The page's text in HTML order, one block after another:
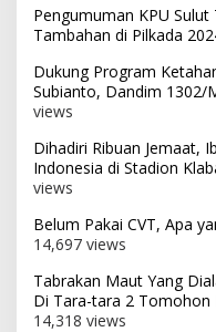
Pengumuman KPU
Tambahan di Pilkada
Dukung Program
Subianto, Dandim 1302/
views
Dihadiri Ribuan Jemaat,
Indonesia di Stadion
views
Belum Pakai CVT, Apa
14,697 views
Tabrakan Maut Yang
Di Tara-tara 2 Tomohon
14,318 views